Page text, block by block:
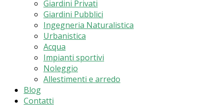
Giardini Privati
Giardini Pubblici
Ingegneria Naturalistica
Urbanistica
Acqua
Impianti sportivi
Noleggio
Allestimenti e arredo
Blog
Contatti